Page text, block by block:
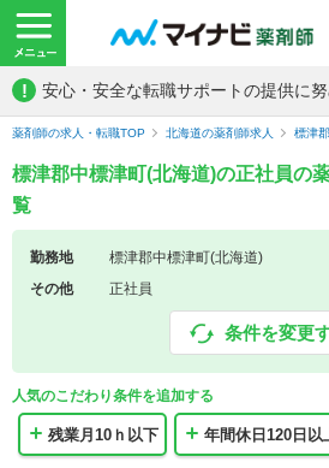
! 安心・安全な転職サポートの提供に努
薬剤師の求人・転職TOP 北海道の薬剤師求人 標津
標津郡中標津町(北海道)の正社員の
覧
勤務地
標津郡中標津町(北海道)
その他
正社員
条件を変更
人気のこだわり条件を追加する
残業月10ｈ以下 年間休日120日以